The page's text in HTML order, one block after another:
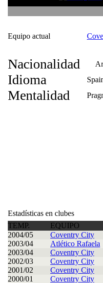
Equipo actual
Nacionalidad
Idioma
Mentalidad
Estadísticas en clubes
TEMP.
EQUIPO
2004/05
Coventry City
2003/04
Atlético Rafaela
2003/04
Coventry City
2002/03
Coventry City
2001/02
Coventry City
2000/01
Coventry City